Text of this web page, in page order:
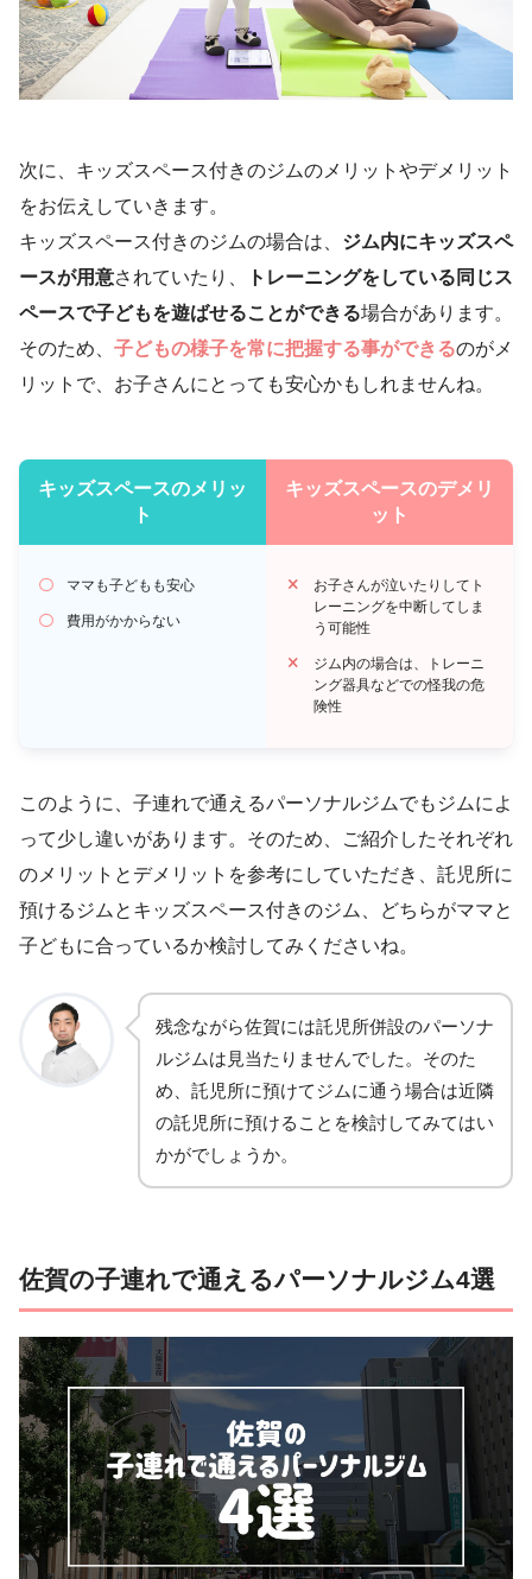
次に、キッズスペース付きのジムのメリットやデメリット
をお伝えしていきます。
キッズスペース付きのジムの場合は、 ジム内にキッズスペ
ースが用意されていたり、
トレーニングをしている同じス
ペースで子どもを遊ばせることができる場合があります。
そのため、 子どもの様子を常に把握する事ができるのがメ
リットで、お子さんにとっても安心かもしれませんね。
キッズスペースのメリッ
ト
ママも子どもも安心
費用がかからない
キッズスペースのデメリ
ット
お子さんが泣いたりしてト
レーニングを中断してしま
う可能性
ジム内の場合は、トレーニ
ング器具などでの怪我の危
険性
このように、子連れで通えるパーソナルジムでもジムによ
って少し違いがあります。そのため、ご紹介したそれぞれ
のメリットとデメリットを参考にしていただき、託児所に
預けるジムとキッズスペース付きのジム、どちらがママと
子どもに合っているか検討してみくださいね。
残念ながら佐賀には託児所併設のパーソナ
ルジムは見当たりませんでした。そのた
め、託児所に預けてジムに通う場合は近隣
の託児所に預けることを検討してみてはい
かがでしょうか。
佐賀の子連れで通えるパーソナルジム4選